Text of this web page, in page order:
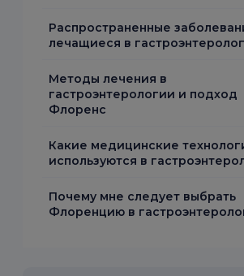
Распространенные
лечащиеся в
Методы лечения в
гастроэнтерологии и подход
Флоренс
Какие медицинские
используются в
Почему мне следует выбрать
Флоренцию в